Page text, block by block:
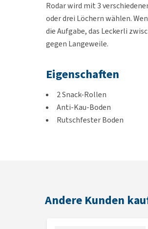
Rodar wird mit 3
oder drei Löchern wählen.
die Aufgabe, das Leckerli
gegen Langeweile.
Eigenschaften
2 Snack-Rollen
Anti-Kau-Boden
Rutschfester Boden
Andere Kunden